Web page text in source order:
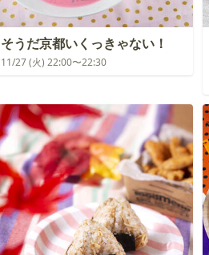
そうだ京都いくっきゃない！
11/27 (火) 22:00〜22:30